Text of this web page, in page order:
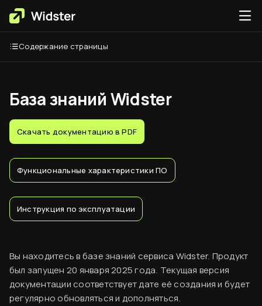
База знаний Widster
Скачать документацию в PDF
Функциональные характеристики ПО
Инструкция по эксплуатации
Вы находитесь в базе знаний сервиса Widster. Продукт
был запущен 20 января 2025 года. Текущая версия
документации соответствует дате её создания и будет
регулярно обновляться и дополняться.
Содержание страницы